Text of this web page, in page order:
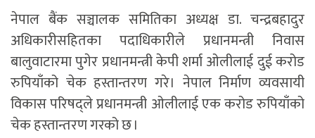
नेपाल बैंक सञ्चालक समितिका अध्यक्ष डा. चन्द्रबहादुर
अधिकारीसहितका पदाधिकारीले प्रधानमन्त्री निवास
बालुवाटारमा पुगेर प्रधानमन्त्री केपी शर्मा ओलीलाई दुई करोड
रुपियाँको चेक हस्तान्तरण गरे। नेपाल निर्माण व्यवसायी
विकास परिषद्ले प्रधानमन्त्री ओलीलाई एक करोड रुपियाँको
चेक हस्तान्तरण गरको छ ।